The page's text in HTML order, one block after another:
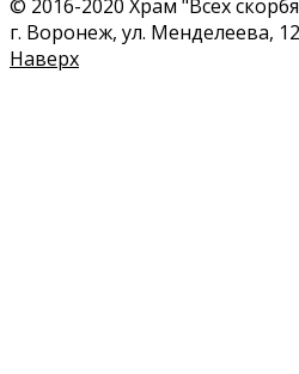
© 2016-2020 Храм "Всех
г. Воронеж, ул. Менделеева,
Наверх